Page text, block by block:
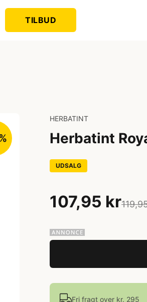
TILBUD
HERBATINT
Herbatint
UDSALG
107,95 kr
Fri fragt over kr. 295